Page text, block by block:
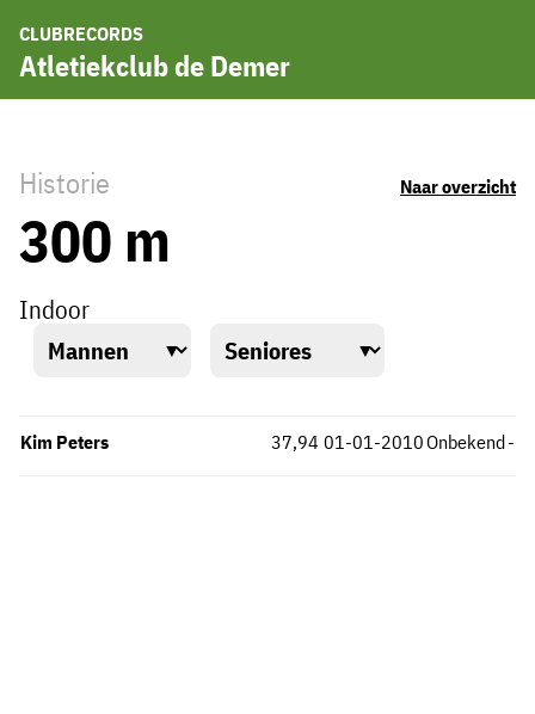
CLUBRECORDS
Atletiekclub de Demer
Historie Naar overzicht
300 m
Indoor
Kim Peters Onbekend
37,94 -
01-01-2010